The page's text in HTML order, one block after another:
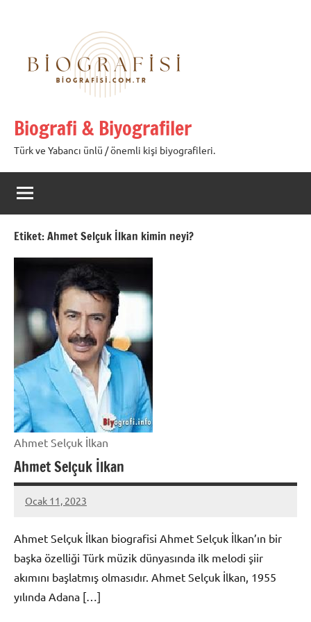
Biografi & Biyografiler
Türk ve Yabancı ünlü / önemli kişi biyografileri.
Etiket:Ahmet Selçuk İlkan kimin neyi?
Ahmet Selçuk İlkan
Ahmet Selçuk İlkan
Ocak 11, 2023
admin
Ahmet Selçuk İlkan biografisi Ahmet Selçuk İlkan’ın bir
başka özelliği Türk müzik dünyasında ilk melodi şiir
akımını başlatmış olmasıdır. Ahmet Selçuk İlkan, 1955
yılında Adana […]